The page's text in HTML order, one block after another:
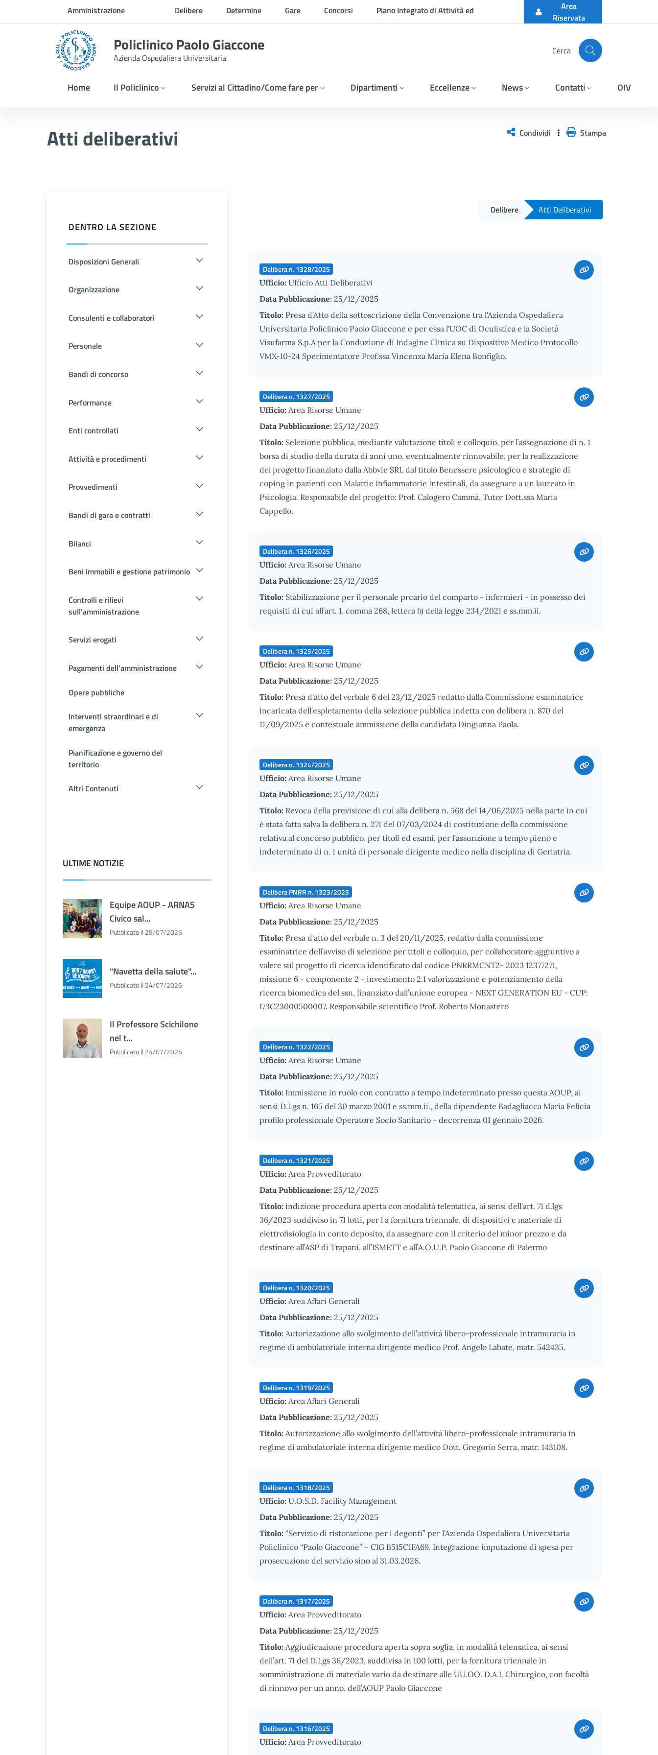
Skip to Main ContentAmministrazione
trasparente
Delibere Determine Gare Concorsi
Piano Integrato di Attività ed
Organizzazione
Area
Riservata
Policlinico Paolo Giaccone
Azienda Ospedaliera Universitaria
Cerca
Home Il Policlinico Servizi al Cittadino/Come fare per Dipartimenti Eccellenze News Contatti OIV
Atti deliberativi Condividi Stampa
DENTRO LA SEZIONE
Disposizioni Generali
Organizzazione
Consulenti e collaboratori
Personale
Bandi di concorso
Performance
Enti controllati
Attività e procedimenti
Provvedimenti
Bandi di gara e contratti
Bilanci
Beni immobili e gestione patrimonio
Controlli e rilievi
sull'amministrazione
Servizi erogati
Pagamenti dell'amministrazione
Opere pubbliche
Interventi straordinari e di
emergenza
Pianificazione e governo del
territorio
Altri Contenuti
ULTIME NOTIZIE
Equipe AOUP - ARNAS
Civico sal...
Pubblicato il 29/07/2026
"Navetta della salute"...
Pubblicato il 24/07/2026
Il Professore Scichilone
nel t...
Pubblicato il 24/07/2026
Delibere Atti Deliberativi
Delibera n. 1328/2025
Ufficio: Ufficio Atti Deliberativi
Data Pubblicazione: 25/12/2025
Titolo: Presa d'Atto della sottoscrizione della Convenzione tra l'Azienda Ospedaliera
Universitaria Policlinico Paolo Giaccone e per essa l'UOC di Oculistica e la Società
Visufarma S.p.A per la Conduzione di Indagine Clinica su Dispositivo Medico Protocollo
VMX-10-24 Sperimentatore Prof.ssa Vincenza Maria Elena Bonfiglio.
Delibera n. 1327/2025
Ufficio: Area Risorse Umane
Data Pubblicazione: 25/12/2025
Titolo: Selezione pubblica, mediante valutazione titoli e colloquio, per l’assegnazione di n. 1
borsa di studio della durata di anni uno, eventualmente rinnovabile, per la realizzazione
del progetto finanziato dalla Abbvie SRL dal titolo Benessere psicologico e strategie di
coping in pazienti con Malattie Infiammatorie Intestinali, da assegnare a un laureato in
Psicologia. Responsabile del progetto: Prof. Calogero Cammà, Tutor Dott.ssa Maria
Cappello.
Delibera n. 1326/2025
Ufficio: Area Risorse Umane
Data Pubblicazione: 25/12/2025
Titolo: Stabilizzazione per il personale prcario del comparto - infermieri - in possesso dei
requisiti di cui all’art. 1, comma 268, lettera b) della legge 234/2021 e ss.mm.ii.
Delibera n. 1325/2025
Ufficio: Area Risorse Umane
Data Pubblicazione: 25/12/2025
Titolo: Presa d'atto del verbale 6 del 23/12/2025 redatto dalla Commissione esaminatrice
incaricata dell’espletamento della selezione pubblica indetta con delibera n. 870 del
11/09/2025 e contestuale ammissione della candidata Dingianna Paola.
Delibera n. 1324/2025
Ufficio: Area Risorse Umane
Data Pubblicazione: 25/12/2025
Titolo: Revoca della previsione di cui alla delibera n. 568 del 14/06/2025 nella parte in cui
è stata fatta salva la delibera n. 271 del 07/03/2024 di costituzione della commissione
relativa al concorso pubblico, per titoli ed esami, per l’assunzione a tempo pieno e
indeterminato di n. 1 unità di personale dirigente medico nella disciplina di Geriatria.
Delibera PNRR n. 1323/2025
Ufficio: Area Risorse Umane
Data Pubblicazione: 25/12/2025
Titolo: Presa d'atto del verbale n. 3 del 20/11/2025, redatto dalla commissione
esaminatrice dell’avviso di selezione per titoli e colloquio, per collaboratore aggiuntivo a
valere sul progetto di ricerca identificato dal codice PNRRMCNT2- 2023 12377271,
missione 6 - componente 2 - investimento 2.1 valorizzazione e potenziamento della
ricerca biomedica del ssn, finanziato dall’unione europea - NEXT GENERATION EU - CUP:
I73C23000500007. Responsabile scientifico Prof. Roberto Monastero
Delibera n. 1322/2025
Ufficio: Area Risorse Umane
Data Pubblicazione: 25/12/2025
Titolo: Immissione in ruolo con contratto a tempo indeterminato presso questa AOUP, ai
sensi D.Lgs n. 165 del 30 marzo 2001 e ss.mm.ii., della dipendente Badagliacca Maria Felicia
profilo professionale Operatore Socio Sanitario - decorrenza 01 gennaio 2026.
Delibera n. 1321/2025
Ufficio: Area Provveditorato
Data Pubblicazione: 25/12/2025
Titolo: indizione procedura aperta con modalità telematica, ai sensi dell'art. 71 d.lgs
36/2023 suddiviso in 71 lotti, per l a fornitura triennale, di dispositivi e materiale di
elettrofisiologia in conto deposito, da assegnare con il criterio del minor prezzo e da
destinare all’ASP di Trapani, all’ISMETT e all’A.O.U.P. Paolo Giaccone di Palermo
Delibera n. 1320/2025
Ufficio: Area Affari Generali
Data Pubblicazione: 25/12/2025
Titolo: Autorizzazione allo svolgimento dell’attività libero-professionale intramuraria in
regime di ambulatoriale interna dirigente medico Prof. Angelo Labate, matr. 542435.
Delibera n. 1319/2025
Ufficio: Area Affari Generali
Data Pubblicazione: 25/12/2025
Titolo: Autorizzazione allo svolgimento dell’attività libero-professionale intramuraria in
regime di ambulatoriale interna dirigente medico Dott. Gregorio Serra, matr. 143108.
Delibera n. 1318/2025
Ufficio: U.O.S.D. Facility Management
Data Pubblicazione: 25/12/2025
Titolo: “Servizio di ristorazione per i degenti” per l'Azienda Ospedaliera Universitaria
Policlinico “Paolo Giaccone” – CIG B515C1FA69. Integrazione imputazione di spesa per
prosecuzione del servizio sino al 31.03.2026.
Delibera n. 1317/2025
Ufficio: Area Provveditorato
Data Pubblicazione: 25/12/2025
Titolo: Aggiudicazione procedura aperta sopra soglia, in modalità telematica, ai sensi
dell’art. 71 del D.Lgs 36/2023, suddivisa in 100 lotti, per la fornitura triennale in
somministrazione di materiale vario da destinare alle UU.OO. D.A.I. Chirurgico, con facoltà
di rinnovo per un anno, dell’AOUP Paolo Giaccone
Delibera n. 1316/2025
Ufficio: Area Provveditorato